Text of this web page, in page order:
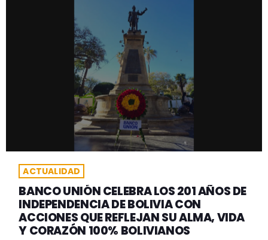
ACTUALIDAD
BANCO UNIÓN CELEBRA LOS 201 AÑOS DE
INDEPENDENCIA DE BOLIVIA CON
ACCIONES QUE REFLEJAN SU ALMA, VIDA
Y CORAZÓN 100% BOLIVIANOS